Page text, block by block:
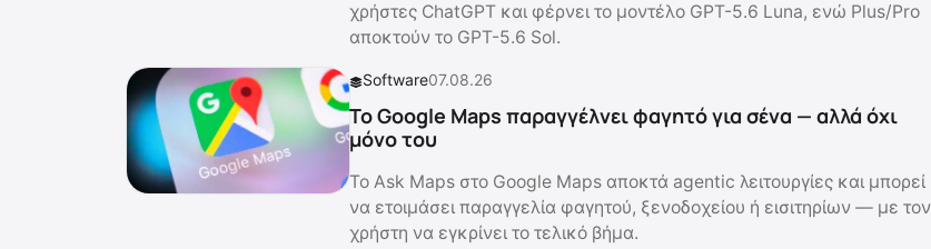
χρήστες ChatGPT και φέρνει το μοντέλο GPT-5.6 Luna, ενώ Plus/Pro
αποκτούν το GPT-5.6 Sol.
Software07.08.26
Το Google Maps παραγγέλνει φαγητό για σένα — αλλά όχι
μόνο του
Το Ask Maps στο Google Maps αποκτά agentic λειτουργίες και μπορεί
να ετοιμάσει παραγγελία φαγητού, ξενοδοχείου ή εισιτηρίων — με τον
χρήστη να εγκρίνει το τελικό βήμα.